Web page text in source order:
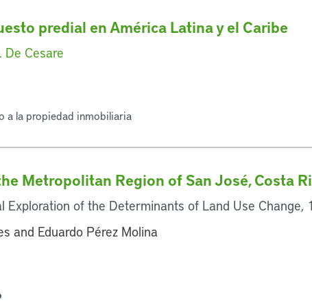
predial en América Latina y el Caribe
De Cesare
a la propiedad inmobiliaria
Metropolitan Region of San José, Costa
Exploration of the Determinants of Land Use
and Eduardo Pérez Molina